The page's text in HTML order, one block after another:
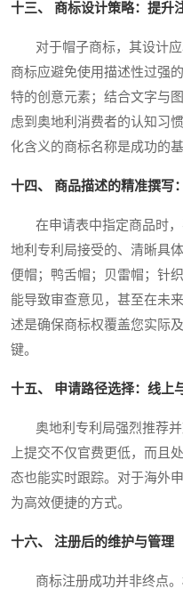
十三、 商标设计策略：提升
对于帽子商标，其设计应
商标应避免使用描述性过强
特的创意元素；结合文字与
虑到奥地利消费者的认知习
化含义的商标名称是成功的基
十四、 商品描述的精准撰写
在申请表中指定商品时，
地利专利局接受的、清晰具
便帽；鸭舌帽；贝雷帽；针
能导致审查意见，甚至在未
述是确保商标权覆盖您实际
键。
十五、 申请路径选择：线上
奥地利专利局强烈推荐并
上提交不仅官费更低，而且
态也能实时跟踪。对于海外
为高效便捷的方式。
十六、 注册后的维护与管理
商标注册成功并非终点。